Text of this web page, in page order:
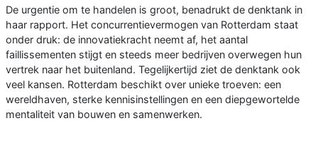
De urgentie om te handelen is groot, benadrukt de denktank in
haar rapport. Het concurrentievermogen van Rotterdam staat
onder druk: de innovatiekracht neemt af, het aantal
faillissementen stijgt en steeds meer bedrijven overwegen hun
vertrek naar het buitenland. Tegelijkertijd ziet de denktank ook
veel kansen. Rotterdam beschikt over unieke troeven: een
wereldhaven, sterke kennisinstellingen en een diepgewortelde
mentaliteit van bouwen en samenwerken.